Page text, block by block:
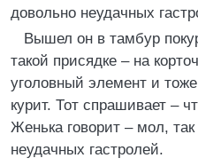
довольно неудачных
Вышел он в тамбур
такой присядке – на
уголовный элемент и
курит. Тот спрашивает –
Женька говорит – мол,
неудачных гастролей.